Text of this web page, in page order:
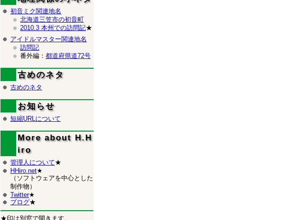
初音ミク関連地名
北海道三笠市の初音町
2010.3 本州での訪問記★
アイドルマスター関連地名
訪問記
番外編： 都道府県道72号
古めのネタ
古めのネタ
お知らせ
短縮URLについて
More about H.H
iro
管理人について★
HHiro.net★
（ソフトウェアを中心とした
制作物）
Twitter★
ブログ★
★印は別窓で開きます。